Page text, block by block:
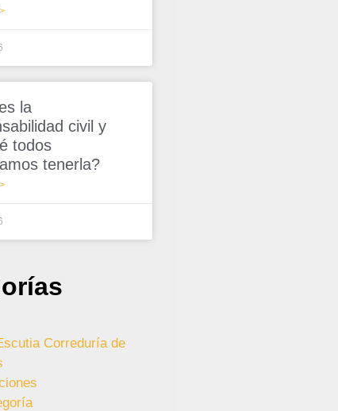
la
civil y
todos
tenerla?
Correduría de